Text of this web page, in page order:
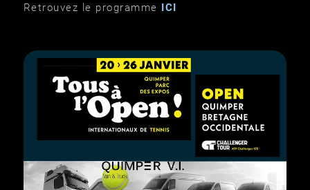
Retrouvez le programme ICI